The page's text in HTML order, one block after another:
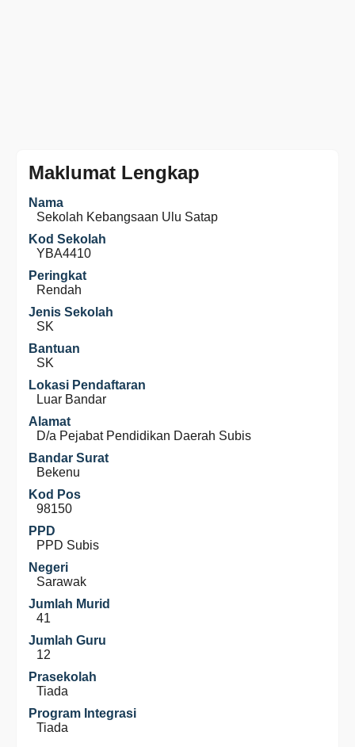
Maklumat Lengkap
Nama
Sekolah Kebangsaan Ulu Satap
Kod Sekolah
YBA4410
Peringkat
Rendah
Jenis Sekolah
SK
Bantuan
SK
Lokasi Pendaftaran
Luar Bandar
Alamat
D/a Pejabat Pendidikan Daerah Subis
Bandar Surat
Bekenu
Kod Pos
98150
PPD
PPD Subis
Negeri
Sarawak
Jumlah Murid
41
Jumlah Guru
12
Prasekolah
Tiada
Program Integrasi
Tiada